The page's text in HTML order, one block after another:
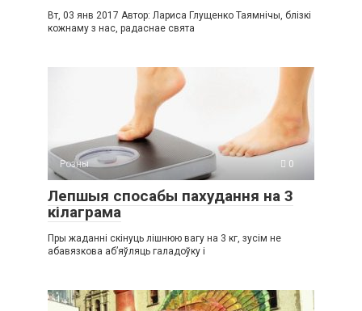
Вт, 03 янв 2017 Автор: Лариса Глущенко Таямнічы, блізкі
кожнаму з нас, радаснае свята
Розны 0
Лепшыя спосабы пахудання на 3
кілаграма
Пры жаданні скінуць лішнюю вагу на 3 кг, зусім не
абавязкова аб’яўляць галадоўку і